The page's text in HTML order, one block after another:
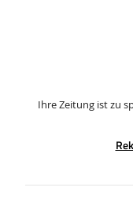
Ihre Zeitung ist zu